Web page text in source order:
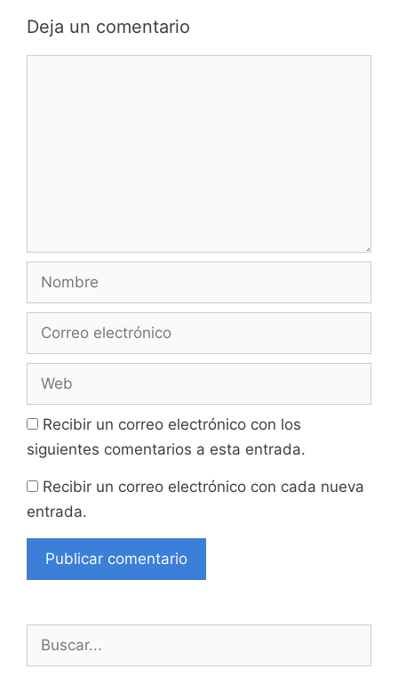
Deja un comentario
electrónico
Recibir un correo electrónico con los
siguientes comentarios a esta entrada.
Recibir un correo electrónico con cada nueva
entrada.